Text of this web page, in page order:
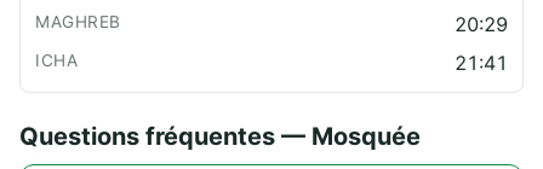
20:29
21:41
Questions fréquentes — Mosquée